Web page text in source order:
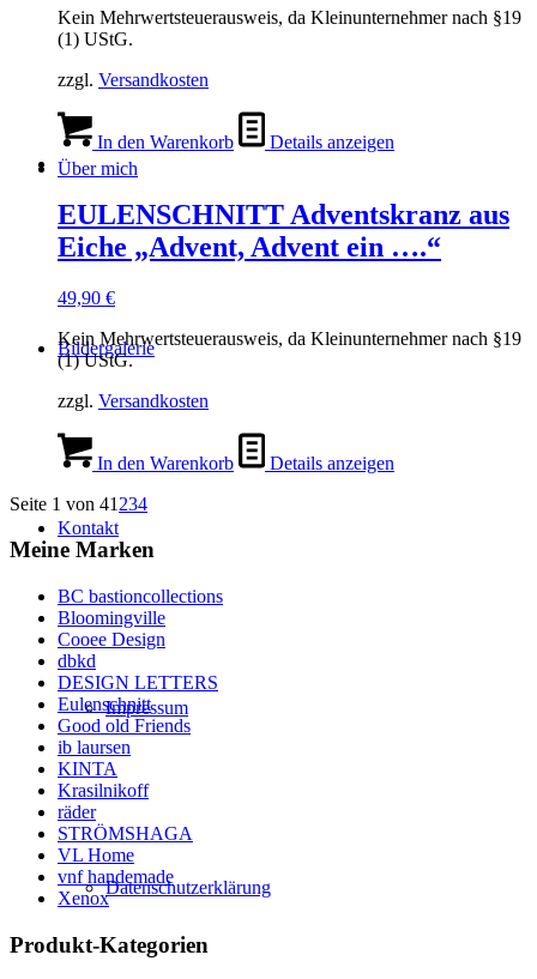
Über mich
Bildergalerie
Kontakt
Impressum
Datenschutzerklärung
Kein Mehrwertsteuerausweis, da Kleinunternehmer nach §19
(1) UStG.
zzgl. Versandkosten
In den Warenkorb Details anzeigen
EULENSCHNITT Adventskranz aus
Eiche „Advent, Advent ein ….“
49,90 €
Kein Mehrwertsteuerausweis, da Kleinunternehmer nach §19
(1) UStG.
zzgl. Versandkosten
In den Warenkorb
Details anzeigen
Seite 1 von 41 234
Meine Marken
BC bastioncollections
Bloomingville
Cooee Design
dbkd
DESIGN LETTERS
Eulenschnitt
Good old Friends
ib laursen
KINTA
Krasilnikoff
räder
STRÖMSHAGA
VL Home
vnf handemade
Xenox
Produkt-Kategorien